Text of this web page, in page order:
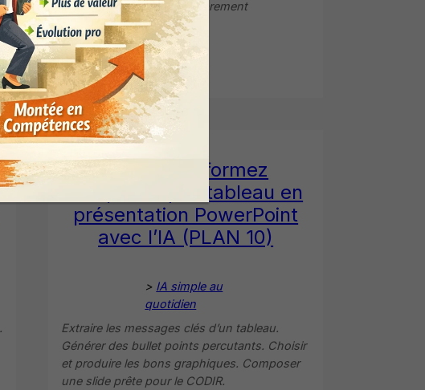
et noms. Documenter proprement
l’organisation du fichier.
Consulter >
Excel transformez
n’importe quel tableau en
présentation PowerPoint
avec l’IA (PLAN 10)
> IA simple au
quotidien
Extraire les messages clés d’un tableau.
Générer des bullet points percutants. Choisir
et produire les bons graphiques. Composer
une slide prête pour le CODIR.